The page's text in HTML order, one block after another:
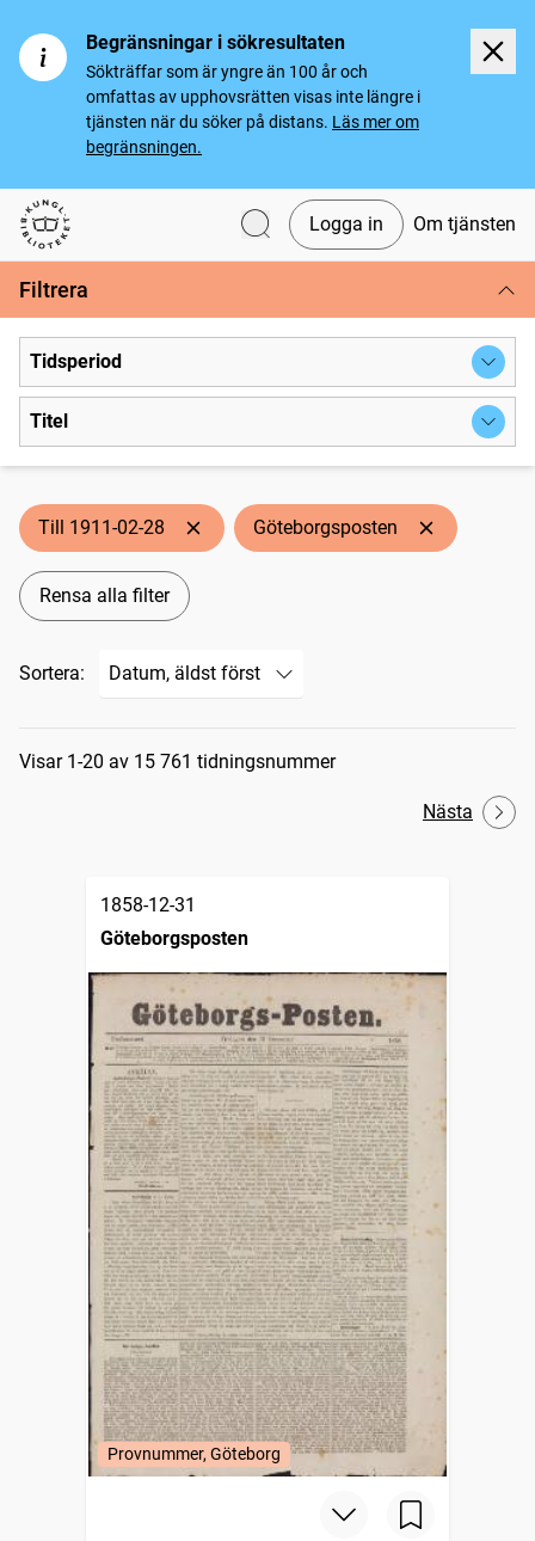
Begränsningar i sökresultaten
Sökträffar som är yngre än 100 år och
omfattas av upphovsrätten visas inte längre i
tjänsten när du söker på distans. Läs mer om
begränsningen.
Svenska tidningar
Logga in Om tjänsten
Filtrera
Tidsperiod
Titel
Till 1911-02-28 Göteborgsposten
Rensa alla filter
Sortera:
Sökresultat
Visar 1-20 av 15 761 tidningsnummer
Nästa
1858-12-31
Göteborgsposten
Provnummer, Göteborg